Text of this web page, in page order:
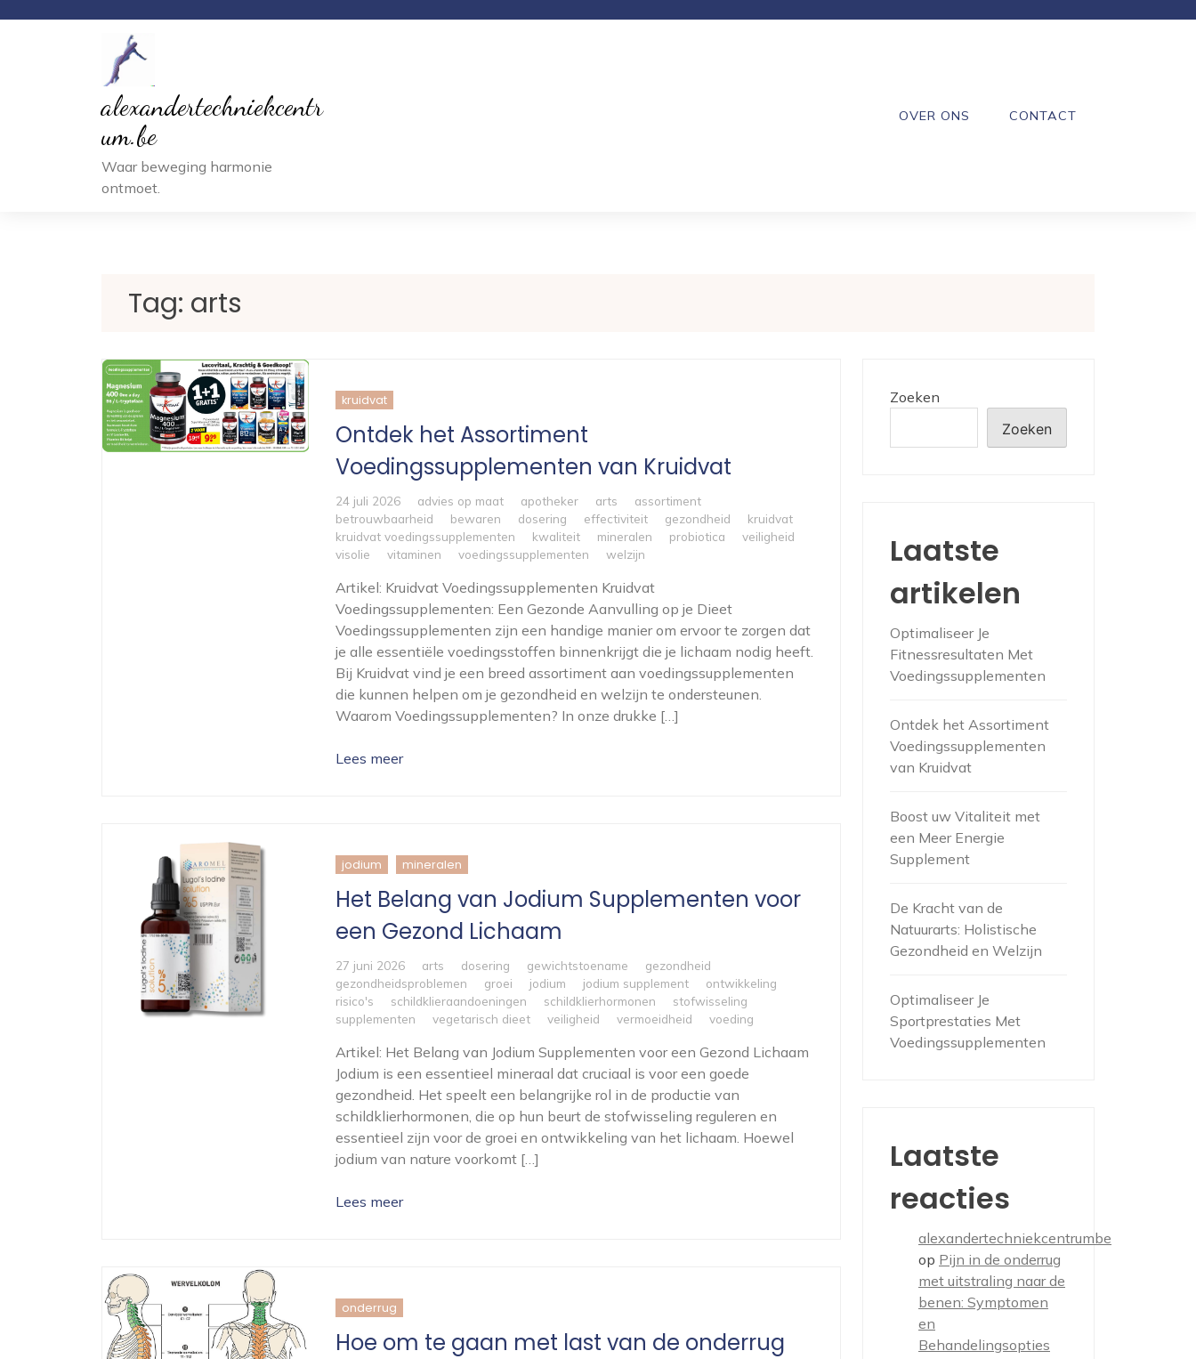
alexandertechniekcentr
um.be
Waar beweging harmonie
ontmoet.
OVER ONS CONTACT
Tag: arts
kruidvat
Ontdek het Assortiment
Voedingssupplementen van Kruidvat
24 juli 2026 advies op maat apotheker arts
assortiment
betrouwbaarheid
bewaren dosering effectiviteit gezondheid
kruidvat
kruidvat voedingssupplementen
kwaliteit mineralen probiotica
veiligheid
visolie
vitaminen voedingssupplementen welzijn
Artikel: Kruidvat Voedingssupplementen Kruidvat
Voedingssupplementen: Een Gezonde Aanvulling op je Dieet
Voedingssupplementen zijn een handige manier om ervoor te zorgen dat
je alle essentiële voedingsstoffen binnenkrijgt die je lichaam nodig heeft.
Bij Kruidvat vind je een breed assortiment aan voedingssupplementen
die kunnen helpen om je gezondheid en welzijn te ondersteunen.
Waarom Voedingssupplementen? In onze drukke […]
Lees meer
jodium mineralen
Het Belang van Jodium Supplementen voor
een Gezond Lichaam
27 juni 2026 arts dosering gewichtstoename
gezondheid
gezondheidsproblemen
groei jodium jodium supplement
ontwikkeling
risico's
schildklieraandoeningen schildklierhormonen
stofwisseling
supplementen
vegetarisch dieet veiligheid vermoeidheid voeding
Artikel: Het Belang van Jodium Supplementen voor een Gezond Lichaam
Jodium is een essentieel mineraal dat cruciaal is voor een goede
gezondheid. Het speelt een belangrijke rol in de productie van
schildklierhormonen, die op hun beurt de stofwisseling reguleren en
essentieel zijn voor de groei en ontwikkeling van het lichaam. Hoewel
jodium van nature voorkomt […]
Lees meer
onderrug
Hoe om te gaan met last van de onderrug
Zoeken
Zoeken
Laatste
artikelen
Optimaliseer Je
Fitnessresultaten Met
Voedingssupplementen
Ontdek het Assortiment
Voedingssupplementen
van Kruidvat
Boost uw Vitaliteit met
een Meer Energie
Supplement
De Kracht van de
Natuurarts: Holistische
Gezondheid en Welzijn
Optimaliseer Je
Sportprestaties Met
Voedingssupplementen
Laatste
reacties
alexandertechniekcentrumbe
op Pijn in de onderrug
met uitstraling naar de
benen: Symptomen
en
Behandelingsopties